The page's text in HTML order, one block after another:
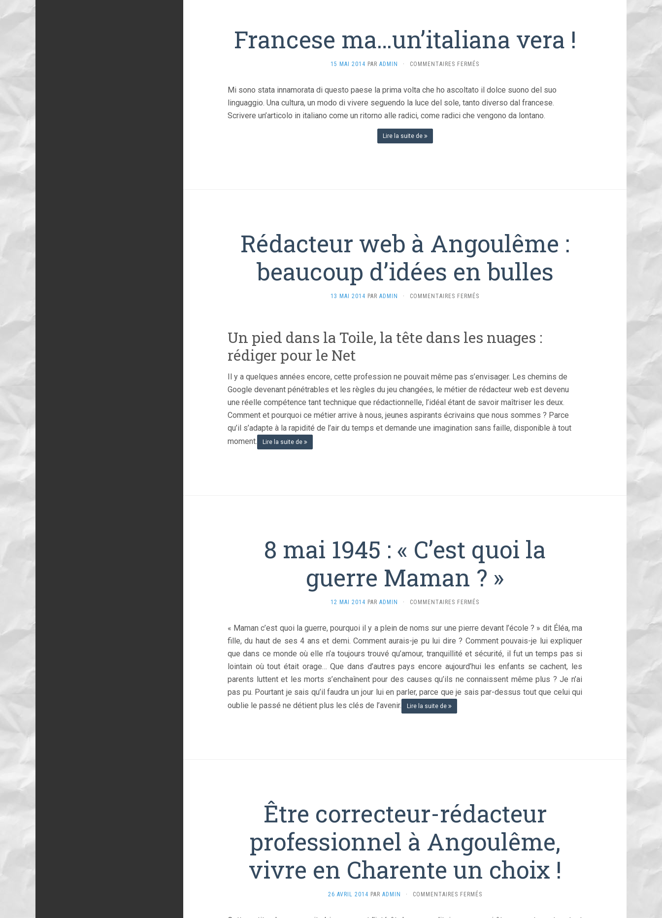
Francese ma…un’italiana vera !
15 MAI 2014 PAR ADMIN · COMMENTAIRES FERMÉS
UN’ITALIANA
VERA
Mi sono stata innamorata di questo paese la prima volta che ho ascoltato il dolce suono del suo
linguaggio. Una cultura, un modo di vivere seguendo la luce del sole, tanto diverso dal francese.
Scrivere un’articolo in italiano come un ritorno alle radici, come radici che vengono da lontano.
Lire la suite de
Rédacteur web à Angoulême :
beaucoup d’idées en bulles
13 MAI 2014 PAR ADMIN · COMMENTAIRES FERMÉS
:
BULLES
Un pied dans la Toile, la tête dans les nuages :
rédiger pour le Net
Il y a quelques années encore, cette profession ne pouvait même pas s’envisager. Les chemins de
Google devenant pénétrables et les règles du jeu changées, le métier de rédacteur web est devenu
une réelle compétence tant technique que rédactionnelle, l’idéal étant de savoir maîtriser les deux.
Comment et pourquoi ce métier arrive à nous, jeunes aspirants écrivains que nous sommes ? Parce
qu’il s’adapte à la rapidité de l’air du temps et demande une imagination sans faille, disponible à tout
moment.
Lire la suite de
8 mai 1945 : « C’est quoi la
guerre Maman ? »
12 MAI 2014 PAR ADMIN · COMMENTAIRES FERMÉS
1945
:
C’EST
QUOI
LA
MAMAN
« Maman c’est quoi la guerre, pourquoi il y a plein de noms sur une pierre devant l’école ? » dit Éléa, ma
fille, du haut de ses 4 ans et demi. Comment aurais-je pu lui dire ? Comment pouvais-je lui expliquer
que dans ce monde où elle n’a toujours trouvé qu’amour, tranquillité et sécurité, il fut un temps pas si
lointain où tout était orage… Que dans d’autres pays encore aujourd’hui les enfants se cachent, les
parents luttent et les morts s’enchaînent pour des causes qu’ils ne connaissent même plus ? Je n’ai
pas pu. Pourtant je sais qu’il faudra un jour lui en parler, parce que je sais par-dessus tout que celui qui
oublie le passé ne détient plus les clés de l’avenir.
Lire la suite de
Être correcteur-rédacteur
professionnel à Angoulême,
vivre en Charente un choix !
26 AVRIL 2014 PAR ADMIN · COMMENTAIRES FERMÉSSUR